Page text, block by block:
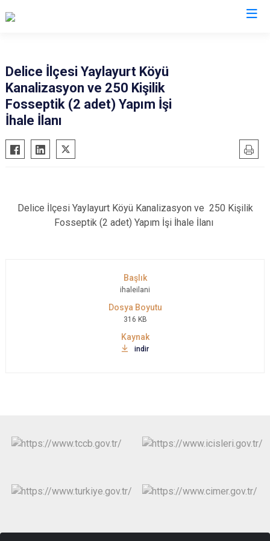
Bahşili
Balışeyh
Delice
Sulakyurt
Delice İlçesi Yaylayurt Köyü
Kanalizasyon ve 250 Kişilik
Fosseptik (2 adet) Yapım İşi
İhale İlanı
Delice İlçesi Yaylayurt Köyü Kanalizasyon ve 250 Kişilik
Fosseptik (2 adet) Yapım İşi İhale İlanı
ihaleilani
316 KB
indir